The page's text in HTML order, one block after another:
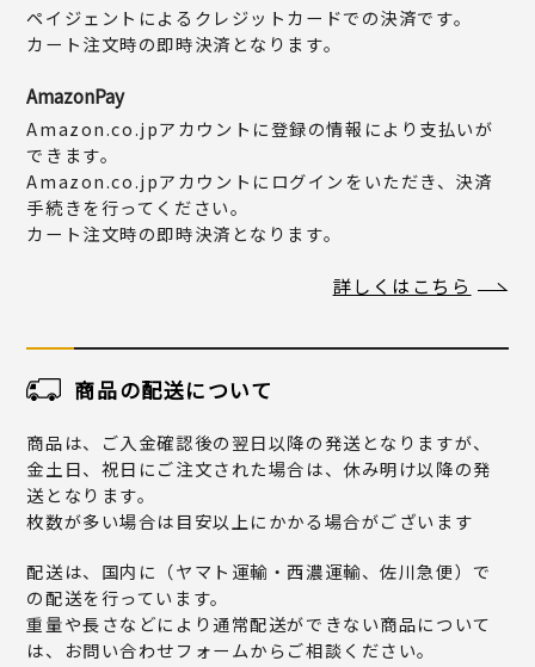
ペイジェントによるクレジットカードでの決済です。
カート注文時の即時決済となります。
AmazonPay
Amazon.co.jpアカウントに登録の情報により支払いが
できます。
Amazon.co.jpアカウントにログインをいただき、決済
手続きを行ってください。
カート注文時の即時決済となります。
詳しくはこちら
商品の配送について
商品は、ご入金確認後の翌日以降の発送となりますが、
金土日、祝日にご注文された場合は、休み明け以降の発
送となります。
枚数が多い場合は目安以上にかかる場合がございます
配送は、国内に（ヤマト運輸・西濃運輸、佐川急便）で
の配送を行っています。
重量や長さなどにより通常配送ができない商品について
は、お問い合わせフォームからご相談ください。